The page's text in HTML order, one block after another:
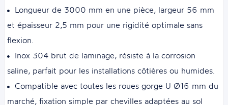
Longueur de 3000 mm en une pièce, largeur 56 mm
et épaisseur 2,5 mm pour une rigidité optimale sans
flexion.
Inox 304 brut de laminage, résiste à la corrosion
saline, parfait pour les installations côtières ou humides.
Compatible avec toutes les roues gorge U Ø16 mm du
marché, fixation simple par chevilles adaptées au sol